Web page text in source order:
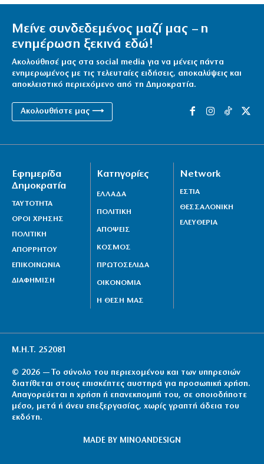
Μείνε συνδεδεμένος μαζί μας – η
ενημέρωση ξεκινά εδώ!
Ακολούθησέ μας στα social media για να μένεις πάντα
ενημερωμένος με τις τελευταίες ειδήσεις, αποκαλύψεις και
αποκλειστικό περιεχόμενο από τη Δημοκρατία.
Ακολουθήστε μας ⟶
Εφημερίδα
Δημοκρατία
ΤΑΥΤΟΤΗΤΑ
ΟΡΟΙ ΧΡΗΣΗΣ
ΠΟΛΙΤΙΚΗ
ΑΠΟΡΡΗΤΟΥ
ΕΠΙΚΟΙΝΩΝΙΑ
ΔΙΑΦΗΜΙΣΗ
Κατηγορίες
ΕΛΛΑΔΑ
ΠΟΛΙΤΙΚΗ
ΑΠΟΨΕΙΣ
ΚΟΣΜΟΣ
ΠΡΩΤΟΣΕΛΙΔΑ
ΟΙΚΟΝΟΜΙΑ
Η ΘΕΣΗ ΜΑΣ
Network
ΕΣΤΙΑ
ΘΕΣΣΑΛΟΝΙΚΗ
ΕΛΕΥΘΕΡΙΑ
Μ.Η.Τ. 252081
© 2026 — Το σύνολο του περιεχομένου και των υπηρεσιών
διατίθεται στους επισκέπτες αυστηρά για προσωπική χρήση.
Απαγορεύεται η χρήση ή επανεκπομπή του, σε οποιοδήποτε
μέσο, μετά ή άνευ επεξεργασίας, χωρίς γραπτή άδεια του
εκδότη.
MADE BY MINOANDESIGN